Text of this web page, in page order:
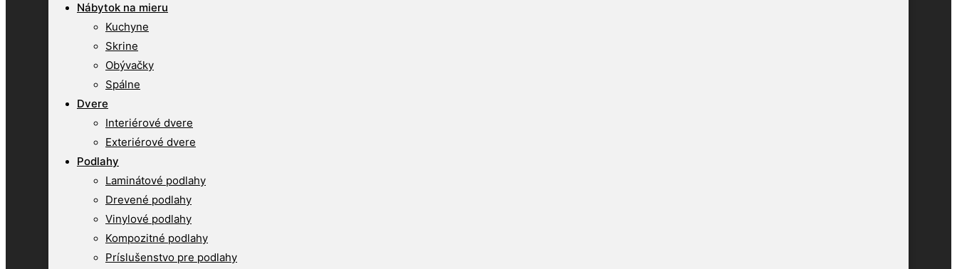
Nábytok na mieru
Kuchyne
Skrine
Obývačky
Spálne
Dvere
Interiérové dvere
Exteriérové dvere
Podlahy
Laminátové podlahy
Drevené podlahy
Vinylové podlahy
Kompozitné podlahy
Príslušenstvo pre podlahy